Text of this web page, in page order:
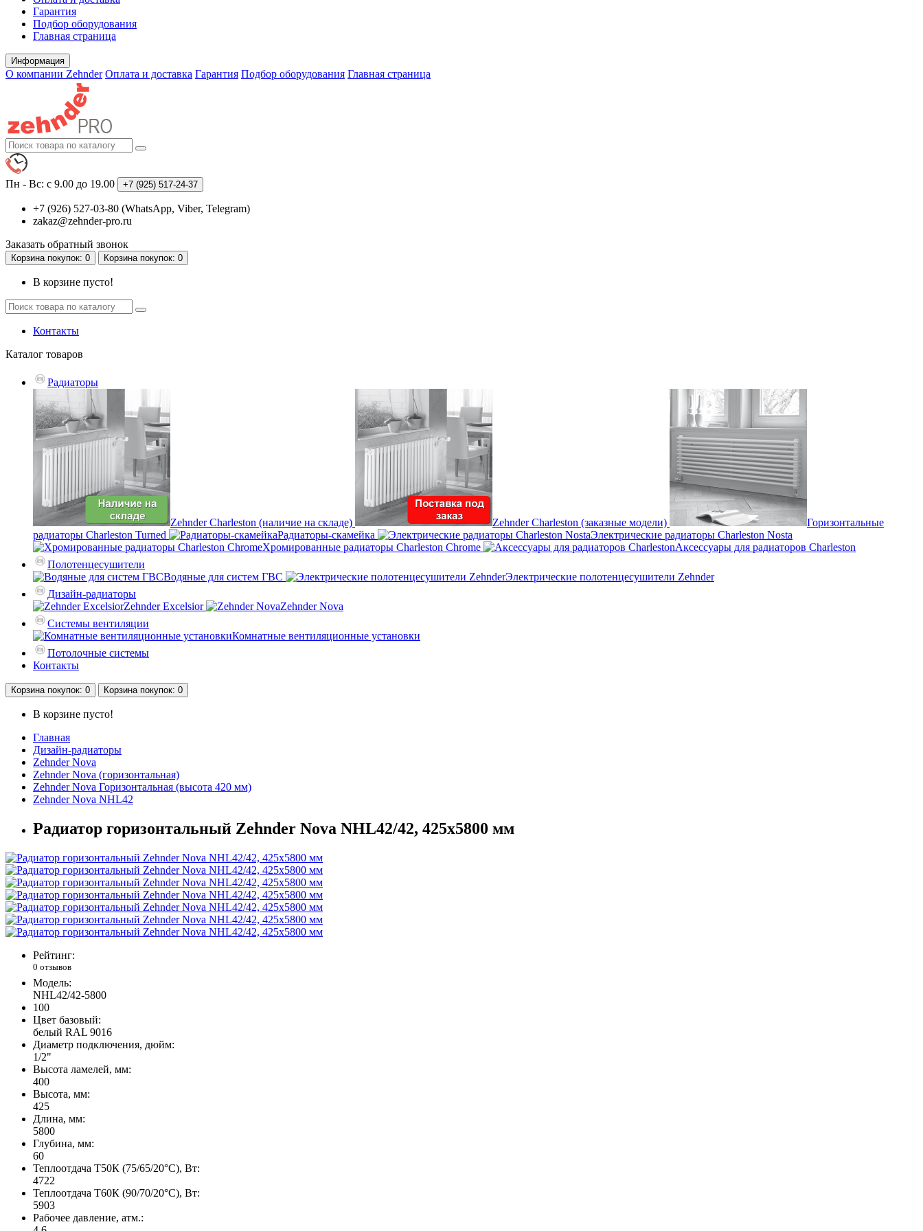
Гарантия
Подбор оборудования
Главная страница
Информация
О компании Zehnder Оплата и доставка Гарантия Подбор оборудования Главная страница
Пн - Вс: с 9.00 до 19.00 +7 (925) 517-24-37
+7 (926) 527-03-80 (WhatsApp, Viber, Telegram)
zakaz@zehnder-pro.ru
Заказать обратный звонок
Корзинапокупок: 0 Корзинапокупок: 0
В корзине пусто!
Контакты
Каталог товаров
Радиаторы
Zehnder Charleston (наличие на складе) Zehnder Charleston (заказные модели)
Горизонтальные
радиаторы Charleston Turned
Радиаторы-скамейка
Электрические радиаторы Charleston Nosta
Хромированные радиаторы Charleston Chrome
Аксессуары для радиаторов Charleston
Полотенцесушители
Водяные для систем ГВС
Электрические полотенцесушители Zehnder
Дизайн-радиаторы
Zehnder Excelsior
Zehnder Nova
Системы вентиляции
Комнатные вентиляционные установки
Потолочные системы
Контакты
Корзинапокупок: 0 Корзинапокупок: 0
В корзине пусто!
Главная
Дизайн-радиаторы
Zehnder Nova
Zehnder Nova (горизонтальная)
Zehnder Nova Горизонтальная (высота 420 мм)
Zehnder Nova NHL42
Радиатор горизонтальный Zehnder Nova NHL42/42, 425х5800 мм
Рейтинг:
0 отзывов
Модель:
NHL42/42-5800
100
Цвет базовый:
белый RAL 9016
Диаметр подключения, дюйм:
1/2"
Высота ламелей, мм:
400
Высота, мм:
425
Длина, мм:
5800
Глубина, мм:
60
Теплоотдача Т50К (75/65/20°C), Вт:
4722
Теплоотдача Т60К (90/70/20°C), Вт:
5903
Рабочее давление, атм.: